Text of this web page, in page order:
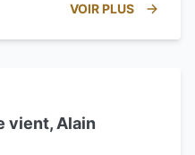
VOIR PLUS
vient, Alain